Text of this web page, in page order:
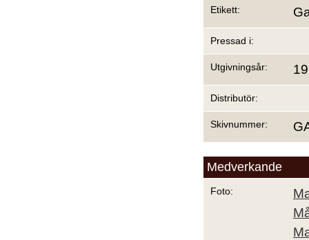
Etikett:
Pressad i:
Utgivningsår:
Distributör:
Skivnummer:
Medverkande
Foto: